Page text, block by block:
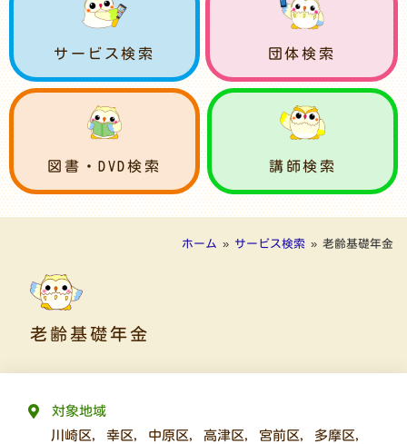
サービス検索 団体検索
図書・DVD検索 講師検索
ホーム » サービス検索 » 老齢基礎年金
老齢基礎年金
対象地域
川崎区,幸区, 中原区,高津区, 宮前区, 多摩区,